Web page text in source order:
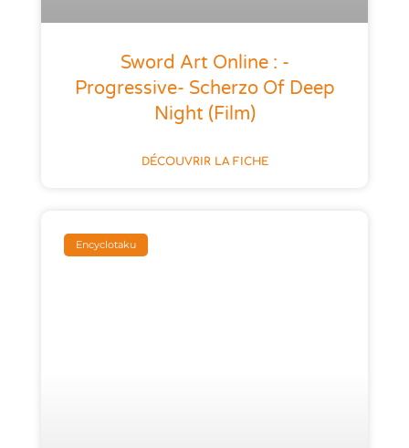
Sword Art Online : -
Progressive- Scherzo Of Deep
Night (film)
DÉCOUVRIR LA FICHE
Encyclotaku